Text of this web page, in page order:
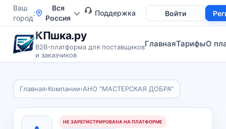
Ваш
город
Вся
Россия
Войти
Поддержка
КПшка.ру
B2B-платформа для поставщиков
и заказчиков
ГлавнаяТарифыО
Главная›Компании›АНО "МАСТЕРСКАЯ ДОБРА"
НЕ ЗАРЕГИСТРИРОВАНА НА ПЛАТФОРМЕ